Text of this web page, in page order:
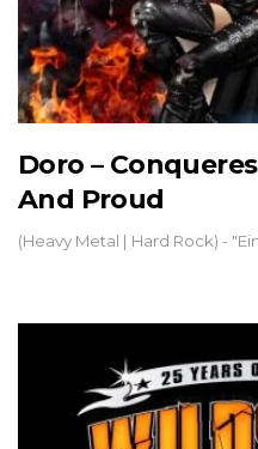
Doro –
And Proud
(Heavy Metal | Hard Rock) -